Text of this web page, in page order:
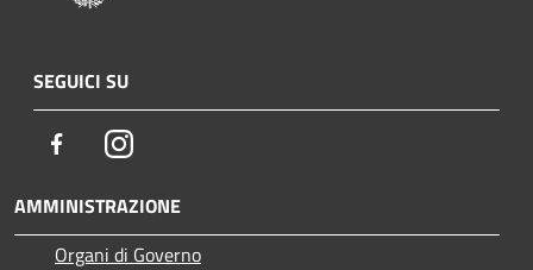
SEGUICI SU
FacebookInstagram
AMMINISTRAZIONE
Organi di Governo